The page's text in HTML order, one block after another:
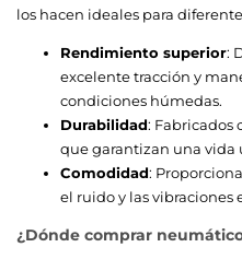
los hacen ideales para
Rendimiento superior:
excelente tracción y
condiciones húmedas.
Durabilidad: Fabricados
que garantizan una vida
Comodidad:
el ruido y las vibraciones
¿Dónde comprar